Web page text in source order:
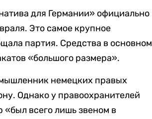
для Германии» официально
Это самое крупное
партия. Средства в основном
«большого размера».
немецких правых
Однако у правоохранителей
«был всего лишь звеном в